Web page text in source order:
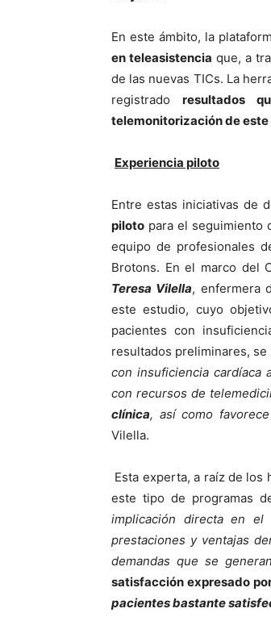
En este ámbito, la
en teleasistencia que, a
de las nuevas TICs. La
registrado resultados
telemonitorización de
Experiencia piloto
Entre estas iniciativas de
piloto para el seguimiento
equipo de profesionales
Brotons. En el marco del
Teresa Vilella, enfermera
este estudio, cuyo
pacientes con
resultados preliminares,
con insuficiencia cardíaca
con recursos de
clínica, así como
Vilella.
Esta experta, a raíz de
este tipo de programas
implicación directa en
prestaciones y ventajas
demandas que se
satisfacción expresado
pacientes bastante